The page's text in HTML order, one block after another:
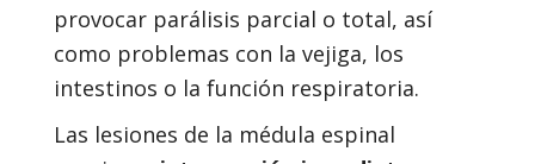
provocar parálisis parcial o total, así
como problemas con la vejiga, los
intestinos o la función respiratoria.
Las lesiones de la médula espinal